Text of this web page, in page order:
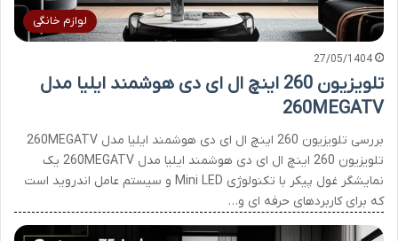
لوازم خانگی
27/05/1404
تلویزیون 260 اینچ ال ای دی هوشمند ایلیا مدل
260MEGATV
بررسی تلویزیون 260 اینچ ال ای دی هوشمند ایلیا مدل 260MEGATV
تلویزیون 260 اینچ ال ای دی هوشمند ایلیا مدل 260MEGATV یک
نمایشگر غول پیکر با تکنولوژی Mini LED و سیستم عامل اندروید است
که برای کاربردهای حرفه ای و…